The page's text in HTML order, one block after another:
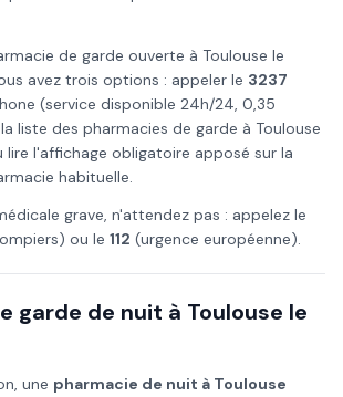
de garde ouverte à Toulouse le
avez trois options : appeler le 3237
(service disponible 24h/24, 0,35
liste des pharmacies de garde à Toulouse
lire l'affichage obligatoire apposé sur la
habituelle.
grave, n'attendez pas : appelez le
ou le 112 (urgence européenne).
garde de nuit à Toulouse le
, une pharmacie de nuit à Toulouse